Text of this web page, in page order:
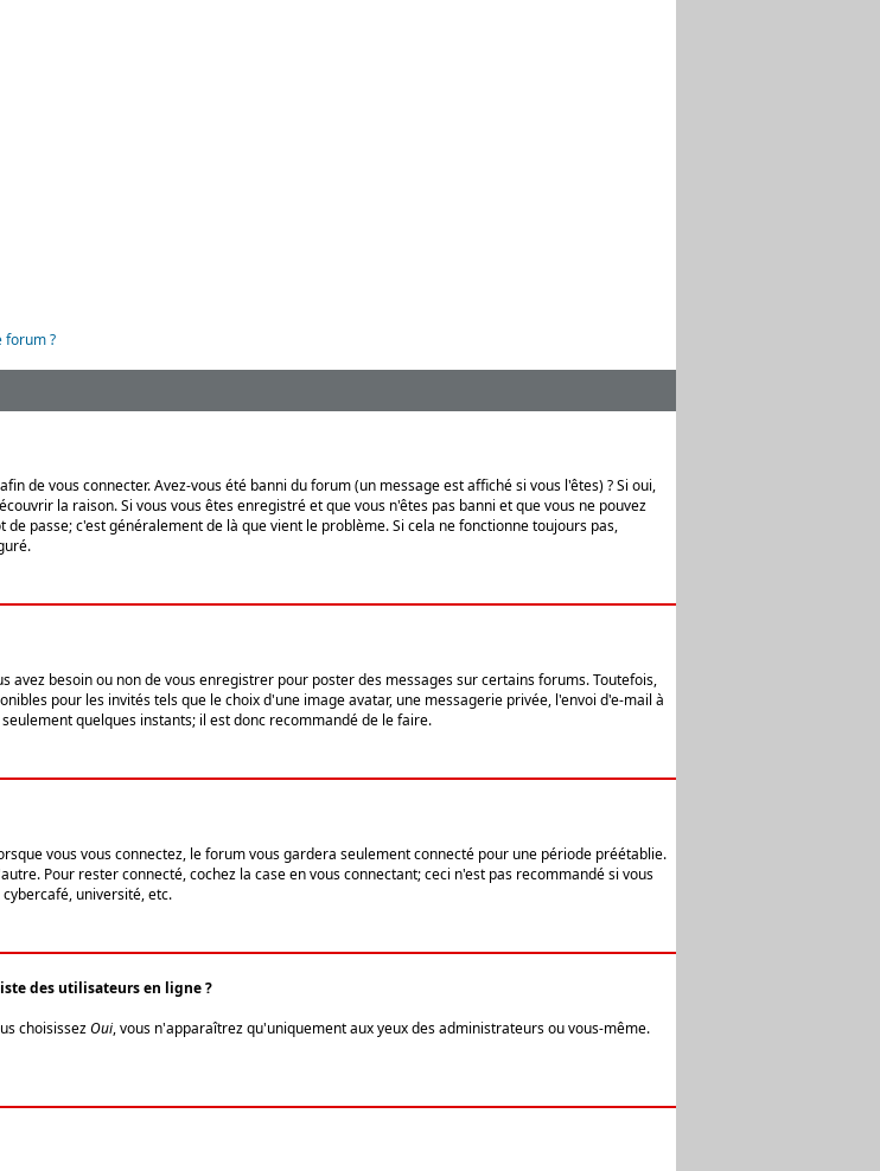
forum ?
de vous connecter. Avez-vous été banni du forum (un message est affiché si vous l'êtes) ? Si oui,
la raison. Si vous vous êtes enregistré et que vous n'êtes pas banni et que vous ne pouvez
passe; c'est généralement de là que vient le problème. Si cela ne fonctionne toujours pas,
avez besoin ou non de vous enregistrer pour poster des messages sur certains forums. Toutefois,
pour les invités tels que le choix d'une image avatar, une messagerie privée, l'envoi d'e-mail à
quelques instants; il est donc recommandé de le faire.
vous vous connectez, le forum vous gardera seulement connecté pour une période préétablie.
Pour rester connecté, cochez la case en vous connectant; ceci n'est pas recommandé si vous
université, etc.
des utilisateurs en ligne ?
choisissezOui, vous n'apparaîtrez qu'uniquement aux yeux des administrateurs ou vous-même.